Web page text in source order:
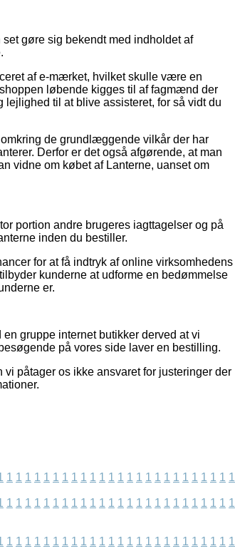
gøre sig bekendt med indholdet af
af e-mærket, hvilket skulle være en
løbende kigges til af fagmænd der
til at blive assisteret, for så vidt du
de grundlæggende vilkår der har
Derfor er det også afgørende, at man
vidne om købet af Lanterne, uanset om
portion andre brugeres iagttagelser og på
inden du bestiller.
for at få indtryk af online virksomhedens
kunderne at udforme en bedømmelse
er.
gruppe internet butikker derved at vi
på vores side laver en bestilling.
påtager os ikke ansvaret for justeringer der
1 1 1 1 1 1 1 1 1 1 1 1 1 1 1 1 1 1 1 1 1 1 1 1 1
1 1 1 1 1 1 1 1 1 1 1 1 1 1 1 1 1 1 1 1 1 1 1 1 1
1 1 1 1 1 1 1 1 1 1 1 1 1 1 1 1 1 1 1 1 1 1 1 1 1